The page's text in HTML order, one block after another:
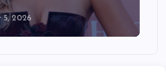
5, 2026